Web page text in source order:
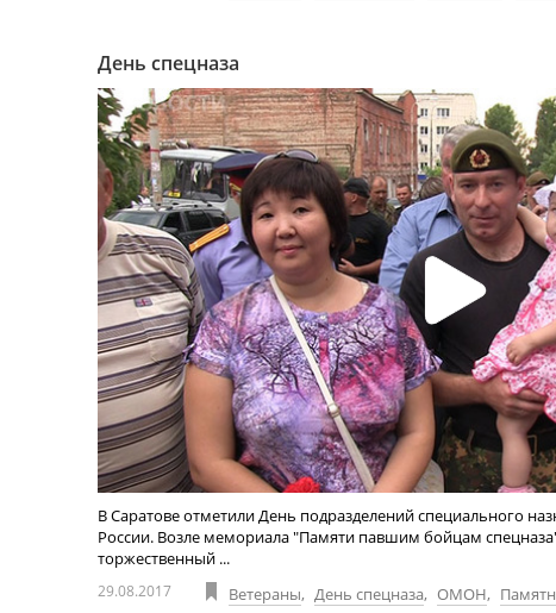
День спецназа
В Саратове отметили День подразделений специального
России. Возле мемориала "Памяти павшим бойцам
торжественный ...
29.08.2017 Ветераны, День спецназа, ОМОН,